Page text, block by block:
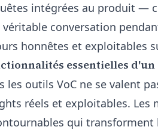
intégrées au produit —
véritable conversation
honnêtes et exploitables
essentielles
les outils VoC ne se valent
réels et exploitables.
qui transforment